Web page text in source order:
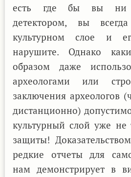
есть где бы вы ни
детектором, вы
культурном слое и
нарушите. Однако
образом даже
археологами или
заключения археологов
дистанционно)
культурный слой уже не
защиты!
редкие отчеты для
нам демонстрирует в